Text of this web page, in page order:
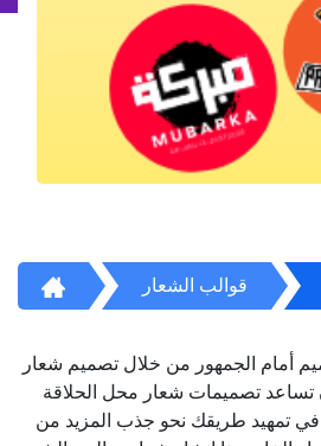
قوالب الشعار
أمام الجمهور من خلال تصميم شعار
تساعد تصميمات شعار محل الحلاقة
تمهيد طريقك نحو جذب المزيد من